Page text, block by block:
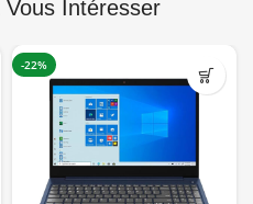
Intéresser
-22%